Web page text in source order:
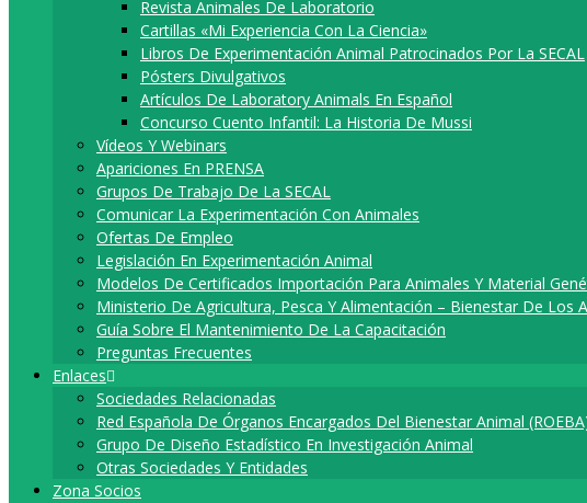
Revista Animales De Laboratorio
Cartillas «Mi Experiencia Con La Ciencia»
Libros De Experimentación Animal Patrocinados Por La SECAL
Pósters Divulgativos
Artí­culos De Laboratory Animals En Español
Concurso Cuento Infantil: La Historia De Mussi
Vídeos Y Webinars
Apariciones En PRENSA
Grupos De Trabajo De La SECAL
Comunicar La Experimentación Con Animales
Ofertas De Empleo
Legislación En Experimentación Animal
Modelos De Certificados Importación Para Animales Y Material
Ministerio De Agricultura, Pesca Y Alimentación – Bienestar De Los
Guía Sobre El Mantenimiento De La Capacitación
Preguntas Frecuentes
Enlaces
Sociedades Relacionadas
Red Española De Órganos Encargados Del Bienestar Animal
Grupo De Diseño Estadístico En Investigación Animal​
Otras Sociedades Y Entidades
Zona Socios